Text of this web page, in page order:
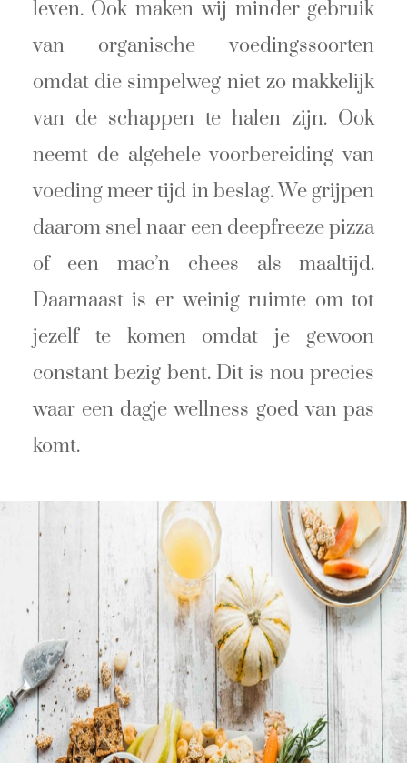
leven. Ook maken wij minder gebruik
van organische voedingssoorten
omdat die simpelweg niet zo makkelijk
van de schappen te halen zijn. Ook
neemt de algehele voorbereiding van
voeding meer tijd in beslag. We grijpen
daarom snel naar een deepfreeze pizza
of een mac’n chees als maaltijd.
Daarnaast is er weinig ruimte om tot
jezelf te komen omdat je gewoon
constant bezig bent. Dit is nou precies
waar een dagje wellness goed van pas
komt.